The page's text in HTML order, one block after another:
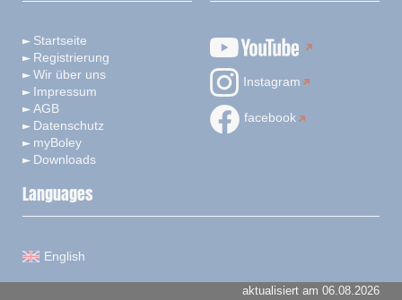
Startseite
Registrierung
Wir über uns
Impressum
AGB
Datenschutz
myBoley
Downloads
Instagram
facebook
Languages
English
aktualisiert am 06.08.2026